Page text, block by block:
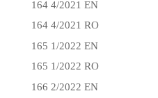
164 4/2021 EN
164 4/2021 RO
165 1/2022 EN
165 1/2022 RO
166 2/2022 EN